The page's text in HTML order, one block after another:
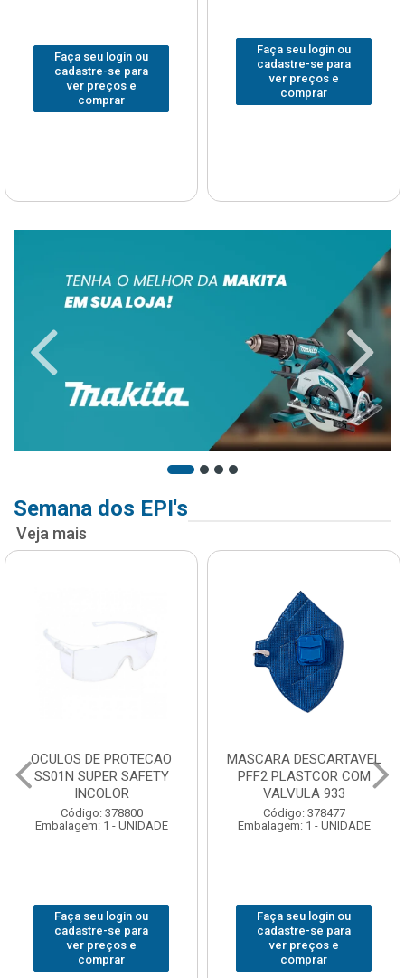
Faça seu login ou
cadastre-se para
ver preços e
comprar
Faça seu login ou
cadastre-se para
ver preços e
comprar
Semana dos EPI's
Veja mais
OCULOS DE PROTECAO
SS01N SUPER SAFETY
INCOLOR
Código: 378800
Embalagem: 1 - UNIDADE
Faça seu login ou
cadastre-se para
ver preços e
comprar
MASCARA DESCARTAVEL
PFF2 PLASTCOR COM
VALVULA 933
Código: 378477
Embalagem: 1 - UNIDADE
Faça seu login ou
cadastre-se para
ver preços e
comprar